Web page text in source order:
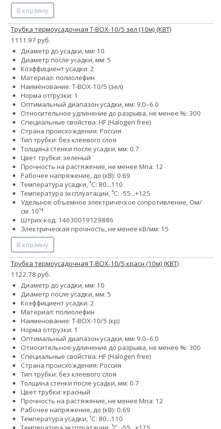
В корзину
Трубка термоусадочная Т-BOX-10/5 зел (10м) (КВТ)
1111.97 руб.
Диаметр до усадки, мм: 10
Диаметр после усадки, мм: 5
Коэффициент усадки: 2
Материал: полиолефин
Наименование: Т-BOX-10/5 (зел)
Норма отгрузки: 1
Оптимальный диапазон усадки, мм: 9.0–6.0
Относительное удлинение до разрыва, не менее %: 300
Специальные свойства: HF (Halogen free)
Страна происхождения: Россия
Тип трубки: без клеевого слоя
Толщина стенки после усадки, мм: 0.7
Цвет трубки: зеленый
Прочность на растяжение, не менее Мпа: 12
Рабочее напряжение, до (кВ): 0.69
Температура усадки, ˚С: 80...110
Температура эксплуатации, ˚С: -55...+125
Удельное объемное электрическое сопротивление, Ом/
см: 10¹⁴
Штрих-код: 14630019129886
Электрическая прочность, не менее кВ/мм: 15
В корзину
Трубка термоусадочная Т-BOX-10/5 красн (10м) (КВТ)
1122.78 руб.
Диаметр до усадки, мм: 10
Диаметр после усадки, мм: 5
Коэффициент усадки: 2
Материал: полиолефин
Наименование: Т-BOX-10/5 (кр)
Норма отгрузки: 1
Оптимальный диапазон усадки, мм: 9.0–6.0
Относительное удлинение до разрыва, не менее %: 300
Специальные свойства: HF (Halogen free)
Страна происхождения: Россия
Тип трубки: без клеевого слоя
Толщина стенки после усадки, мм: 0.7
Цвет трубки: красный
Прочность на растяжение, не менее Мпа: 12
Рабочее напряжение, до (кВ): 0.69
Температура усадки, ˚С: 80...110